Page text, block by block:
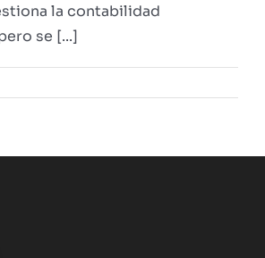
la contabilidad
se [...]